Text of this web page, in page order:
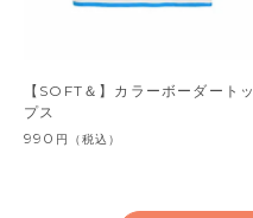
【SOFT＆】カラーボーダートッ
プス
990 円 （税込）